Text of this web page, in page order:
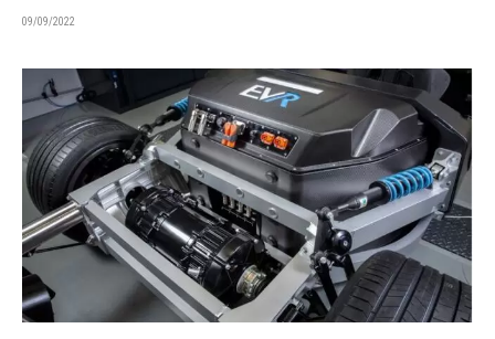
09/09/2022